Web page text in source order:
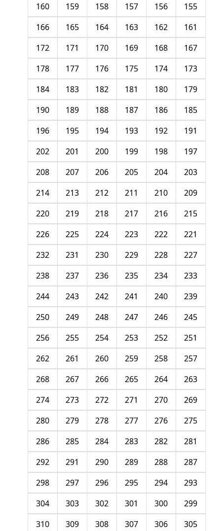
155
156
157
158
159
160
161
162
163
164
165
166
167
168
169
170
171
172
173
174
175
176
177
178
179
180
181
182
183
184
185
186
187
188
189
190
191
192
193
194
195
196
197
198
199
200
201
202
203
204
205
206
207
208
209
210
211
212
213
214
215
216
217
218
219
220
221
222
223
224
225
226
227
228
229
230
231
232
233
234
235
236
237
238
239
240
241
242
243
244
245
246
247
248
249
250
251
252
253
254
255
256
257
258
259
260
261
262
263
264
265
266
267
268
269
270
271
272
273
274
275
276
277
278
279
280
281
282
283
284
285
286
287
288
289
290
291
292
293
294
295
296
297
298
299
300
301
302
303
304
305
306
307
308
309
310